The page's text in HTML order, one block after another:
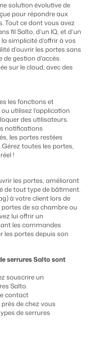
méritent.
créateur de site.
biens locatifs.
et marketing de
multiples.
d'hôtes et pensions.
locative
ouverte.
transformer l'industrie
événements
réglementations en
compteurs connectés
nos consultants
nous
solution évolutive de
pour répondre aux
Tout ce dont vous avez
fil Salto, d’un IQ, et d’un
simplicité d’offrir à vos
d’ouvrir les portes sans
gestion d’accès
sur le cloud, avec des
les fonctions et
utilisez l’application
des utilisateurs.
notifications
les portes restées
toutes les portes,
!
les portes, améliorant
de tout type de bâtiment.
à votre client lors de
de sa chambre ou
lui offrir un
les commandes
les portes depuis son
serrures Salto sont
souscrire un
Salto.
contact
de chez vous
de serrures